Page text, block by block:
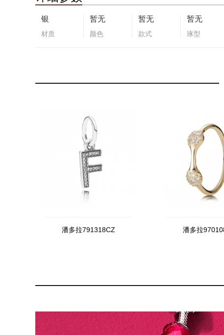
银
材质
暂无
颜色
暂无
款式
暂无
琢型
潘多拉791318CZ 潘多拉